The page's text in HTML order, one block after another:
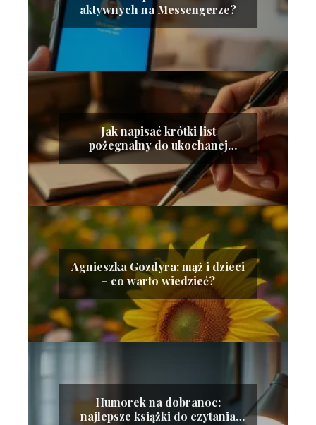
aktywnych na Messengerze?
Jak napisać krótki list
pożegnalny do ukochanej
Agnieszka Gozdyra: mąż i dzieci
– co warto wiedzieć?
Humorek na dobranoc:
najlepsze książki do czytania